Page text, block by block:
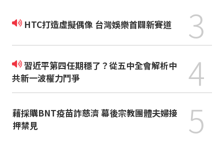
HTC打造虛擬偶像 台灣娛樂首闢新賽道 3
習近平第四任期穩了？從五中全會解析中
共新一波權力鬥爭
4
藉採購BNT疫苗詐慈濟 幕後宗教團體夫婦接
押禁見
5